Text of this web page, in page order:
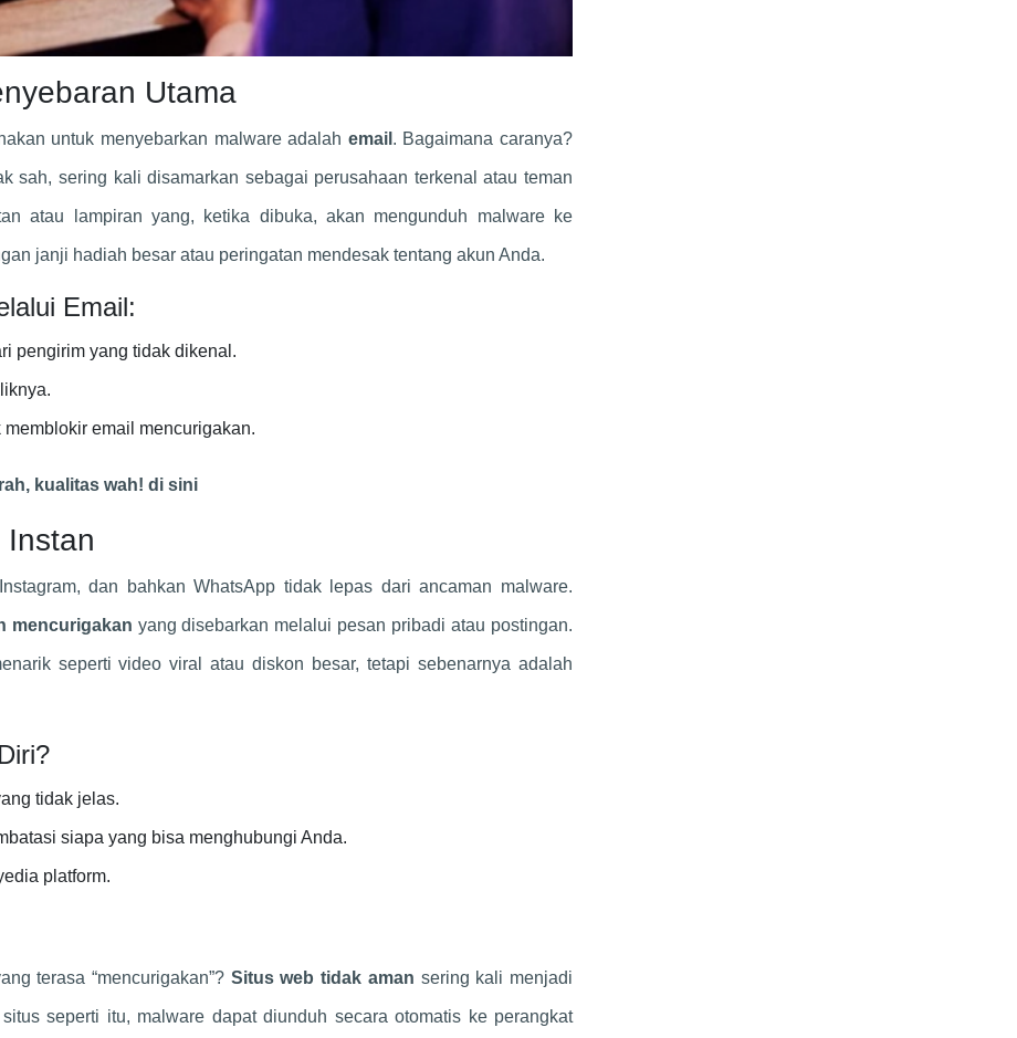
Utama
untuk menyebarkan malware adalah email . Bagaimana caranya?
sah, sering kali disamarkan sebagai perusahaan terkenal atau teman
atau lampiran yang, ketika dibuka, akan mengunduh malware ke
janji hadiah besar atau peringatan mendesak tentang akun Anda.
Email:
pengirim yang tidak dikenal.
email mencurigakan.
kualitas wah! di sini
Instan
dan bahkan WhatsApp tidak lepas dari ancaman malware.
mencurigakan yang disebarkan melalui pesan pribadi atau postingan.
seperti video viral atau diskon besar, tetapi sebenarnya adalah
tidak jelas.
siapa yang bisa menghubungi Anda.
platform.
terasa “mencurigakan”? Situs web tidak aman sering kali menjadi
seperti itu, malware dapat diunduh secara otomatis ke perangkat